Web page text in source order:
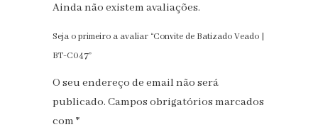
Ainda não existem avaliações.
Seja o primeiro a avaliar “Convite de Batizado Veado |
BT-C047”
O seu endereço de email não será
publicado. Campos obrigatórios marcados
com *